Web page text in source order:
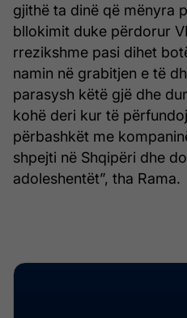
gjithë ta dinë që mënyra
bllokimit duke përdorur
rrezikshme pasi dihet
namin në grabitjen e të
parasysh këtë gjë dhe
kohë deri kur të
përbashkët me
shpejti në Shqipëri dhe
adoleshentët”, tha Rama.